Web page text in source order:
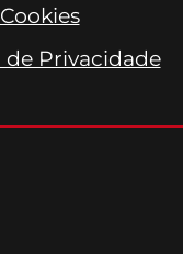
de Privacidade